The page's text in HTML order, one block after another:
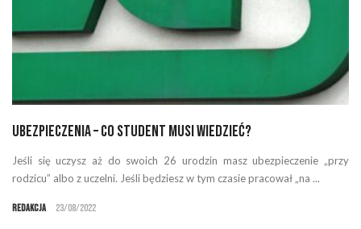
Ubezpieczenia – co student musi wiedzieć?
Jeśli się uczysz aż do swoich 26 urodzin masz ubezpieczenie „przy
rodzicu” albo z uczelni. Jeśli będziesz w tym czasie pracował „na ...
Redakcja 23/08/2022